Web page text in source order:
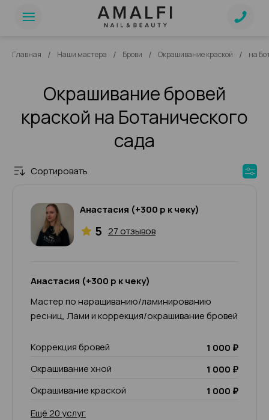
Главная / Наши мастера / Брови / Окрашивание краской / на
Окрашивание бровей
краской на Ботанического
сада
Сортировать
Анастасия (+300 р к чеку)
5 27 отзывов
Анастасия (+300 р к чеку)
Мастер по наращиванию/ламинированию
ресниц, Лами и коррекция/окрашивание бровей
Коррекция бровей
1 000 ₽
Окрашивание хной
1 000 ₽
Окрашивание краской
1 000 ₽
Ещё 20 услуг